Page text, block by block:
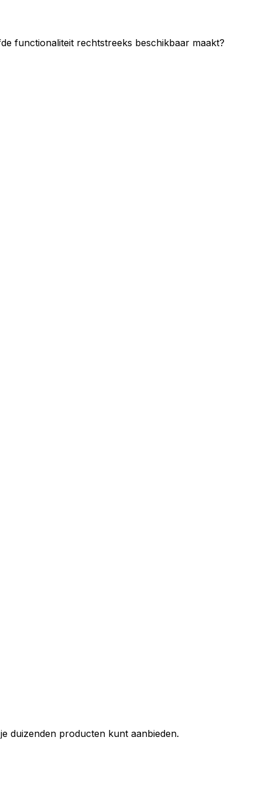
functionaliteit rechtstreeks beschikbaar maakt?
duizenden producten kunt aanbieden.